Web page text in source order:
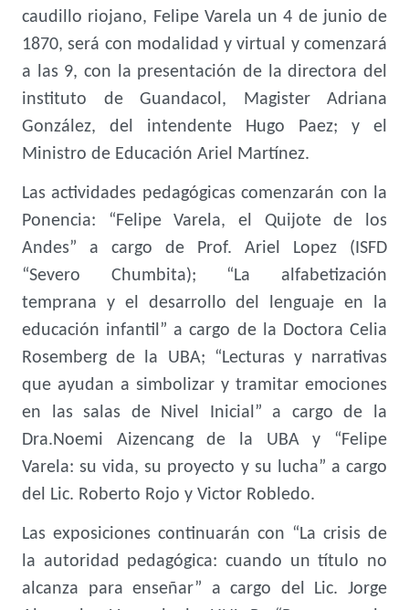
caudillo riojano, Felipe Varela un 4 de junio de
1870, será con modalidad y virtual y comenzará
a las 9, con la presentación de la directora del
instituto de Guandacol, Magister Adriana
González, del intendente Hugo Paez; y el
Ministro de Educación Ariel Martínez.
Las actividades pedagógicas comenzarán con la
Ponencia: “Felipe Varela, el Quijote de los
Andes” a cargo de Prof. Ariel Lopez (ISFD
“Severo Chumbita); “La alfabetización
temprana y el desarrollo del lenguaje en la
educación infantil” a cargo de la Doctora Celia
Rosemberg de la UBA; “Lecturas y narrativas
que ayudan a simbolizar y tramitar emociones
en las salas de Nivel Inicial” a cargo de la
Dra.Noemi Aizencang de la UBA y “Felipe
Varela: su vida, su proyecto y su lucha” a cargo
del Lic. Roberto Rojo y Victor Robledo.
Las exposiciones continuarán con “La crisis de
la autoridad pedagógica: cuando un título no
alcanza para enseñar” a cargo del Lic. Jorge